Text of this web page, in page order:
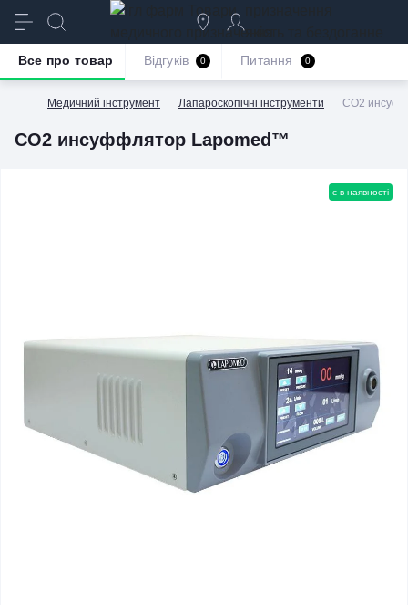
якість та бездоганне
обслуговування
Медичний інструмент Лапароскопічні інструменти СО2
СО2 инсуффлятор Lapomed™
Все про товар Відгуків 0 Питання 0
є в наявності